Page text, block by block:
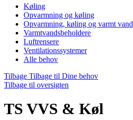
Køling
Opvarmning og køling
Opvarmning, køling og varmt vand
Varmtvandsbeholdere
Luftrensere
Ventilationssystemer
Alle behov
Tilbage Tilbage til Dine behov
Tilbage til oversigten
TS VVS & Køl